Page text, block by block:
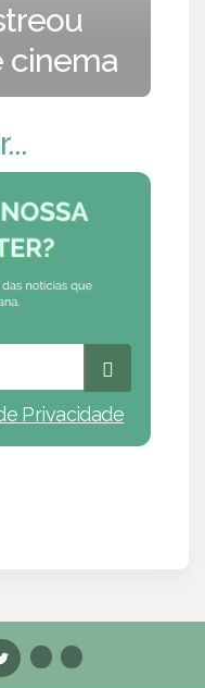
cinema
Privacidade